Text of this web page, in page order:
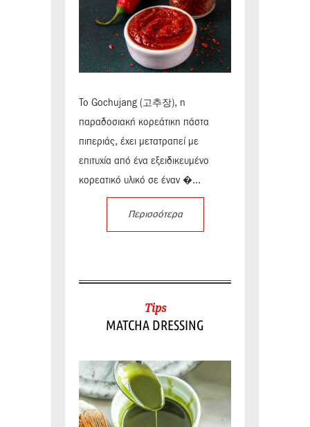
Το Gochujang (고추장), η
παραδοσιακή κορεάτικη πάστα
πιπεριάς, έχει μετατραπεί με
επιτυχία από ένα εξειδικευμένο
κορεατικό υλικό σε έναν �...
Περισσότερα
Tips
MATCHA DRESSING